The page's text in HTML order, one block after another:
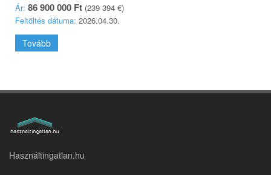
Ár: 86 900 000 Ft (239 394 €)
Feltöltés dátuma: 2026.04.30.
Tovább
Használtingatlan.hu